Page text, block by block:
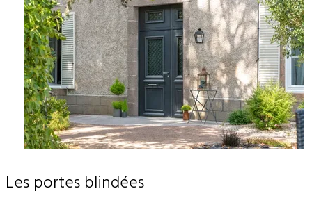
Les portes blindées